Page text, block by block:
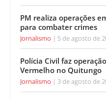
PM realiza operações
para combater crimes
Jornalismo 5 de agosto de
Polícia Civil faz
Vermelho no Quitungo
Jornalismo 3 de agosto de